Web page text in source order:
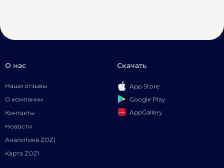
О нас
Наши отзывы
О компании
Контакты
Новости
Аналитика ZOZI
Карта ZOZI
Скачать
App Store
Google Play
AppGallery